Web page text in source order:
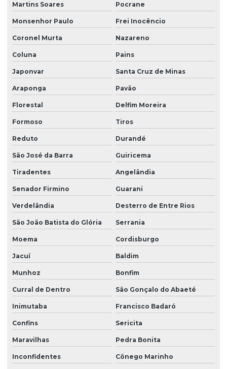
Martins Soares Pocrane
Monsenhor Paulo Frei Inocêncio
Coronel Murta Nazareno
Coluna Pains
Japonvar Santa Cruz de Minas
Araponga Pavão
Florestal Delfim Moreira
Formoso Tiros
Reduto Durandé
São José da Barra Guiricema
Tiradentes Angelândia
Senador Firmino Guarani
Verdelândia Desterro de Entre Rios
São João Batista do Glória Serrania
Moema Cordisburgo
Jacuí Baldim
Munhoz Bonfim
Curral de Dentro São Gonçalo do Abaeté
Inimutaba Francisco Badaró
Confins Sericita
Maravilhas Pedra Bonita
Inconfidentes Cônego Marinho